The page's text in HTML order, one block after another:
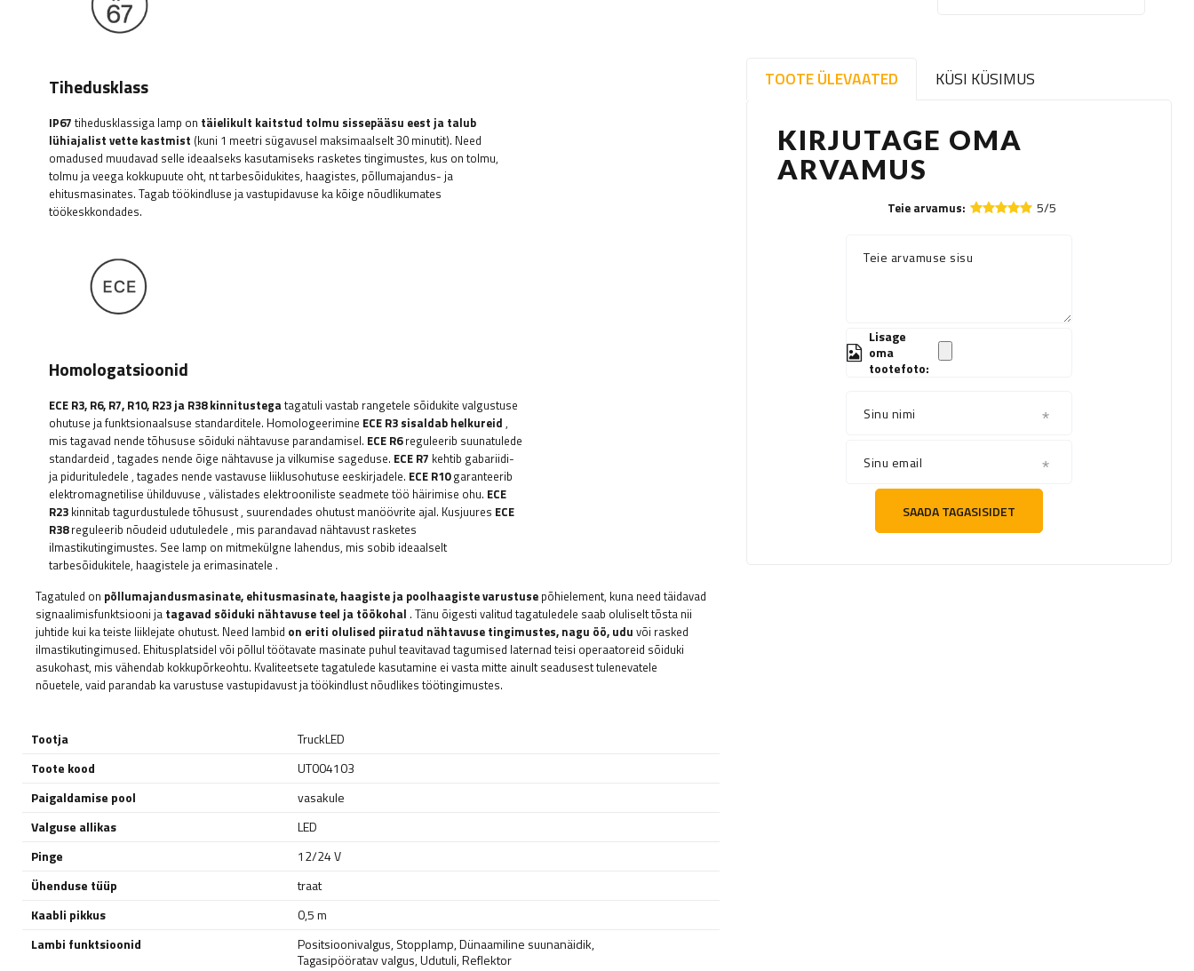
TOOTE ÜLEVAATED KÜSI KÜSIMUS
KIRJUTAGE OMA
ARVAMUS
Teie arvamus: 5/5
Teie arvamuse sisu
Lisage
oma
tootefoto:
Sinu nimi
Sinu email
SAADA TAGASISIDET
Tihedusklass
IP67 tihedusklassiga lamp on täielikult kaitstud tolmu sissepääsu eest ja talub
lühiajalist vette kastmist (kuni 1 meetri sügavusel maksimaalselt 30 minutit). Need
omadused muudavad selle ideaalseks kasutamiseks rasketes tingimustes, kus on tolmu,
tolmu ja veega kokkupuute oht, nt tarbesõidukites, haagistes, põllumajandus- ja
ehitusmasinates. Tagab töökindluse ja vastupidavuse ka kõige nõudlikumates
töökeskkondades.
Homologatsioonid
ECE R3, R6, R7, R10, R23 ja R38 kinnitustegatagatuli vastab rangetele sõidukite valgustuse
ohutuse ja funktsionaalsuse standarditele. Homologeerimine ECE R3 sisaldab helkureid ,
mis tagavad nende tõhususe sõiduki nähtavuse parandamisel. ECE R6reguleerib suunatulede
standardeid , tagades nende õige nähtavuse ja vilkumise sageduse. ECE R7 kehtib gabariidi-
ja pidurituledele , tagades nende vastavuse liiklusohutuse eeskirjadele. ECE R10garanteerib
elektromagnetilise ühilduvuse , välistades elektrooniliste seadmete töö häirimise ohu. ECE
R23 kinnitab tagurdustulede tõhusust, suurendades ohutust manöövrite ajal. Kusjuures ECE
R38reguleerib nõudeid udutuledele , mis parandavad nähtavust rasketes
ilmastikutingimustes. See lamp on mitmekülgne lahendus, mis sobib ideaalselt
tarbesõidukitele, haagistele ja erimasinatele .
Tagatuled on põllumajandusmasinate, ehitusmasinate, haagiste ja poolhaagiste varustuse põhielement, kuna need täidavad
signaalimisfunktsiooni ja tagavad sõiduki nähtavuse teel ja töökohal . Tänu õigesti valitud tagatuledele saab oluliselt tõsta nii
juhtide kui ka teiste liiklejate ohutust. Need lambid on eriti olulised piiratud nähtavuse tingimustes, nagu öö, udu või rasked
ilmastikutingimused. Ehitusplatsidel või põllul töötavate masinate puhul teavitavad tagumised laternad teisi operaatoreid sõiduki
asukohast, mis vähendab kokkupõrkeohtu. Kvaliteetsete tagatulede kasutamine ei vasta mitte ainult seadusest tulenevatele
nõuetele, vaid parandab ka varustuse vastupidavust ja töökindlust nõudlikes töötingimustes.
Tootja
TruckLED
Toote kood
UT004103
Paigaldamise pool
vasakule
Valguse allikas
LED
Pinge
12/24 V
Ühenduse tüüp
traat
Kaabli pikkus
0,5 m
Lambi funktsioonid
Positsioonivalgus,Stopplamp,Dünaamiline suunanäidik,
Tagasipööratav valgus,Udutuli,Reflektor